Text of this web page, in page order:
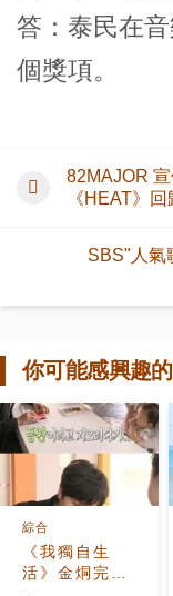
答：泰民在
個獎項。
82MAJOR
《HEAT》回
SBS"人氣
你可能感興趣
《我獨自生
活》金烔完言
綜合